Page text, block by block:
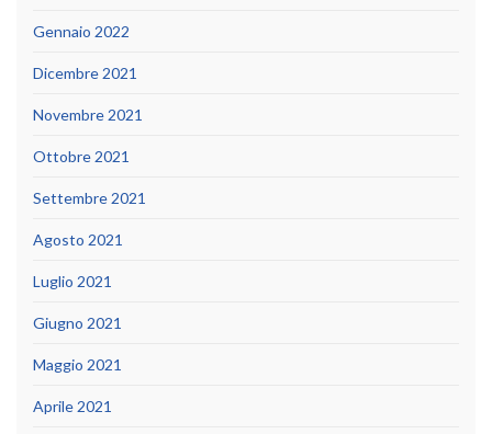
Gennaio 2022
Dicembre 2021
Novembre 2021
Ottobre 2021
Settembre 2021
Agosto 2021
Luglio 2021
Giugno 2021
Maggio 2021
Aprile 2021